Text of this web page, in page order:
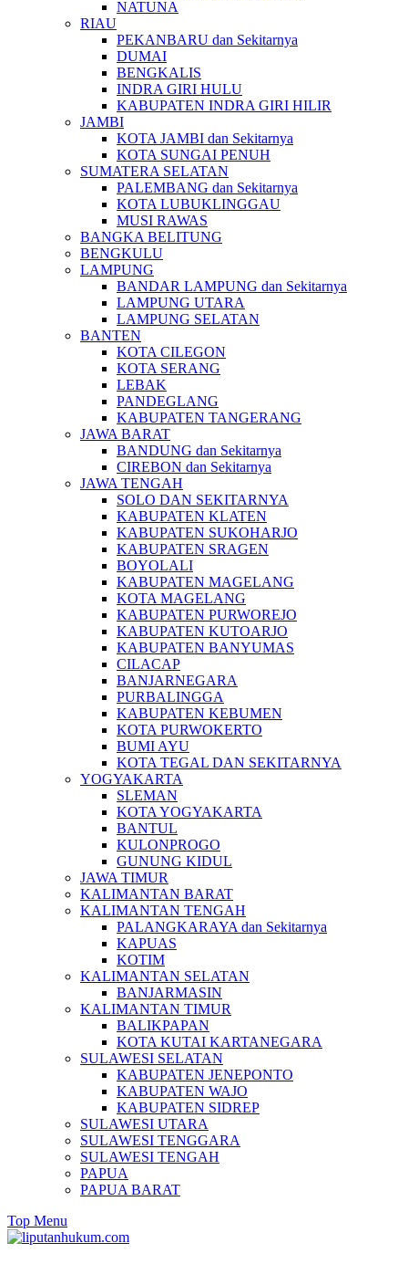
NATUNA
RIAU
PEKANBARU dan Sekitarnya
DUMAI
BENGKALIS
INDRA GIRI HULU
KABUPATEN INDRA GIRI HILIR
JAMBI
KOTA JAMBI dan Sekitarnya
KOTA SUNGAI PENUH
SUMATERA SELATAN
PALEMBANG dan Sekitarnya
KOTA LUBUKLINGGAU
MUSI RAWAS
BANGKA BELITUNG
BENGKULU
LAMPUNG
BANDAR LAMPUNG dan Sekitarnya
LAMPUNG UTARA
LAMPUNG SELATAN
BANTEN
KOTA CILEGON
KOTA SERANG
LEBAK
PANDEGLANG
KABUPATEN TANGERANG
JAWA BARAT
BANDUNG dan Sekitarnya
CIREBON dan Sekitarnya
JAWA TENGAH
SOLO DAN SEKITARNYA
KABUPATEN KLATEN
KABUPATEN SUKOHARJO
KABUPATEN SRAGEN
BOYOLALI
KABUPATEN MAGELANG
KOTA MAGELANG
KABUPATEN PURWOREJO
KABUPATEN KUTOARJO
KABUPATEN BANYUMAS
CILACAP
BANJARNEGARA
PURBALINGGA
KABUPATEN KEBUMEN
KOTA PURWOKERTO
BUMI AYU
KOTA TEGAL DAN SEKITARNYA
YOGYAKARTA
SLEMAN
KOTA YOGYAKARTA
BANTUL
KULONPROGO
GUNUNG KIDUL
JAWA TIMUR
KALIMANTAN BARAT
KALIMANTAN TENGAH
PALANGKARAYA dan Sekitarnya
KAPUAS
KOTIM
KALIMANTAN SELATAN
BANJARMASIN
KALIMANTAN TIMUR
BALIKPAPAN
KOTA KUTAI KARTANEGARA
SULAWESI SELATAN
KABUPATEN JENEPONTO
KABUPATEN WAJO
KABUPATEN SIDREP
SULAWESI UTARA
SULAWESI TENGGARA
SULAWESI TENGAH
PAPUA
PAPUA BARAT
Top Menu